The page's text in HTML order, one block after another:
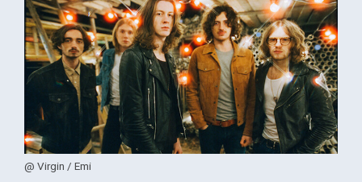
@ Virgin / Emi